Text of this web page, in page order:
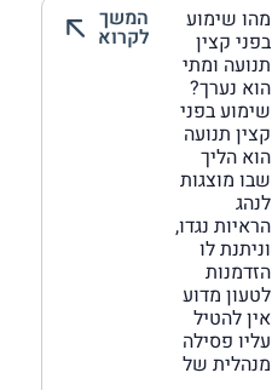
מהו שימוע
בפני קצין
תנועה ומתי
הוא נערך?
שימוע בפני
קצין תנועה
הוא הליך
שבו מוצגות
לנהג
הראיות נגדו,
וניתנת לו
הזדמנות
לטעון מדוע
אין להטיל
עליו פסילה
מנהלית של
המשך
לקרוא